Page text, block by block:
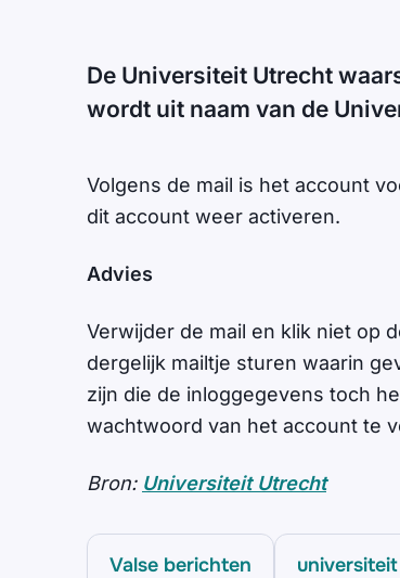
De Universiteit Utrecht
wordt uit naam van de
Volgens de mail is het account
dit account weer activeren.
Advies
Verwijder de mail en klik niet op
dergelijk mailtje sturen waarin
zijn die de inloggegevens toch
wachtwoord van het account te
Bron: Universiteit Utrecht
Valse berichten universiteit